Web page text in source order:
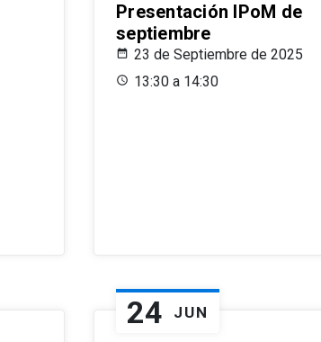
Presentación IPoM de
septiembre
23 de Septiembre de 2025
13:30 a 14:30
24 JUN